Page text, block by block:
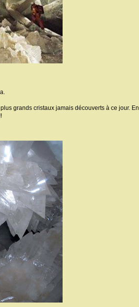
grands cristaux jamais découverts à ce jour. En